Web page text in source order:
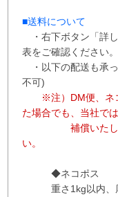
■送料について
・右下ボタン 「詳
表をご確認ください。
・以下の配送も承
不可)
※注）DM便、ネ
た場合でも、当社では
補償いた
い。
◆ネコポス
重さ1kg以内、